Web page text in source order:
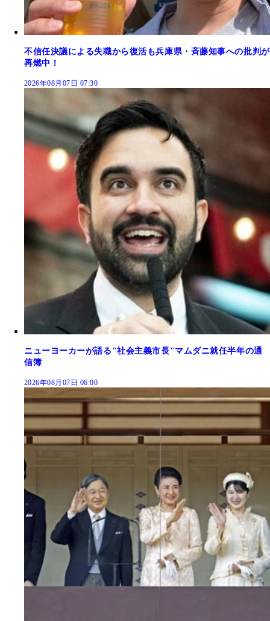
不信任決議による失職から復活も兵庫県・斉藤知事への批判が
再燃中！
2026年08月07日 07:30
ニューヨーカーが語る"社会主義市長"マムダニ就任半年の通
信簿
2026年08月07日 06:00